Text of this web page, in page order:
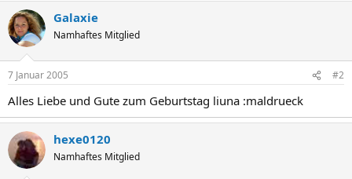
Galaxie
Namhaftes Mitglied
7 Januar 2005 #2
Alles Liebe und Gute zum Geburtstag liuna :maldrueck
hexe0120
Namhaftes Mitglied